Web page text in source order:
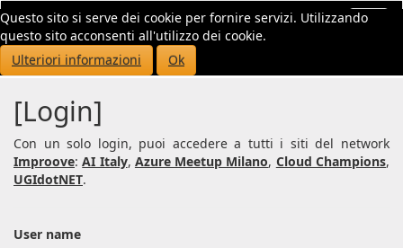
Questo sito si serve dei cookie per fornire servizi. Utilizzando
questo sito acconsenti all'utilizzo dei cookie.
Ulteriori informazioni
Ok
[Login]
Con un solo login, puoi accedere a tutti i siti del network
Improove:AI Italy, Azure Meetup Milano, Cloud Champions,
UGIdotNET.
User name